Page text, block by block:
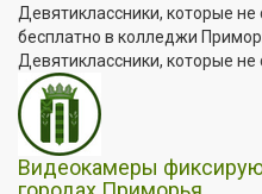
Девятиклассники, которые не
бесплатно в колледжи
Девятиклассники, которые не
Видеокамеры